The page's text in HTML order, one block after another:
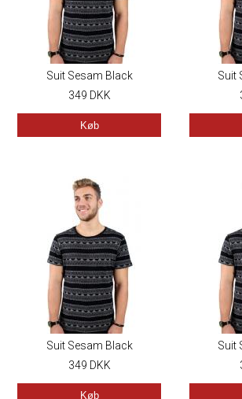
Suit Sesam Black
349 DKK
Køb
Suit
Suit Sesam Black
349 DKK
Køb
Suit